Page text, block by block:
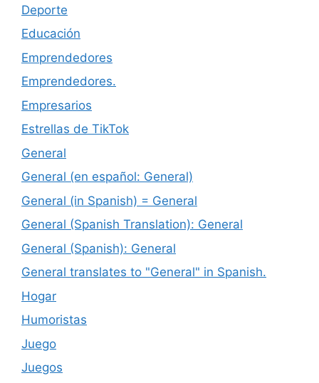
Deporte
Educación
Emprendedores
Emprendedores.
Empresarios
Estrellas de TikTok
General
General (en español: General)
General (in Spanish) = General
General (Spanish Translation): General
General (Spanish): General
General translates to "General" in Spanish.
Hogar
Humoristas
Juego
Juegos